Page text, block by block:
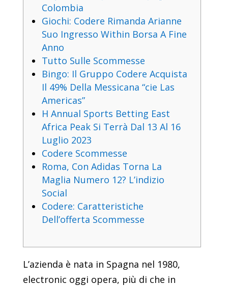
Colombia
Giochi: Codere Rimanda Arianne
Suo Ingresso Within Borsa A Fine
Anno
Tutto Sulle Scommesse
Bingo: Il Gruppo Codere Acquista
Il 49% Della Messicana “cie Las
Americas”
H Annual Sports Betting East
Africa Peak Si Terrà Dal 13 Al 16
Luglio 2023
Codere Scommesse
Roma, Con Adidas Torna La
Maglia Numero 12? L’indizio
Social
Codere: Caratteristiche
Dell’offerta Scommesse
L’azienda è nata in Spagna nel 1980,
electronic oggi opera, più di che in